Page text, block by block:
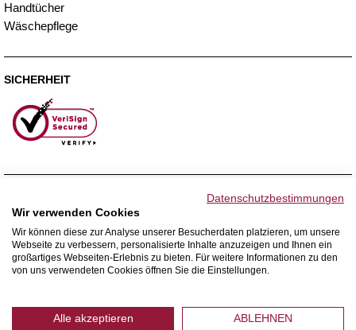
Handtücher
Wäschepflege
SICHERHEIT
WIR VERSENDEN MIT
Datenschutzbestimmungen
Wir verwenden Cookies
Wir können diese zur Analyse unserer Besucherdaten platzieren, um unsere
Webseite zu verbessern, personalisierte Inhalte anzuzeigen und Ihnen ein
großartiges Webseiten-Erlebnis zu bieten. Für weitere Informationen zu den
von uns verwendeten Cookies öffnen Sie die Einstellungen.
Alle akzeptieren ABLEHNEN